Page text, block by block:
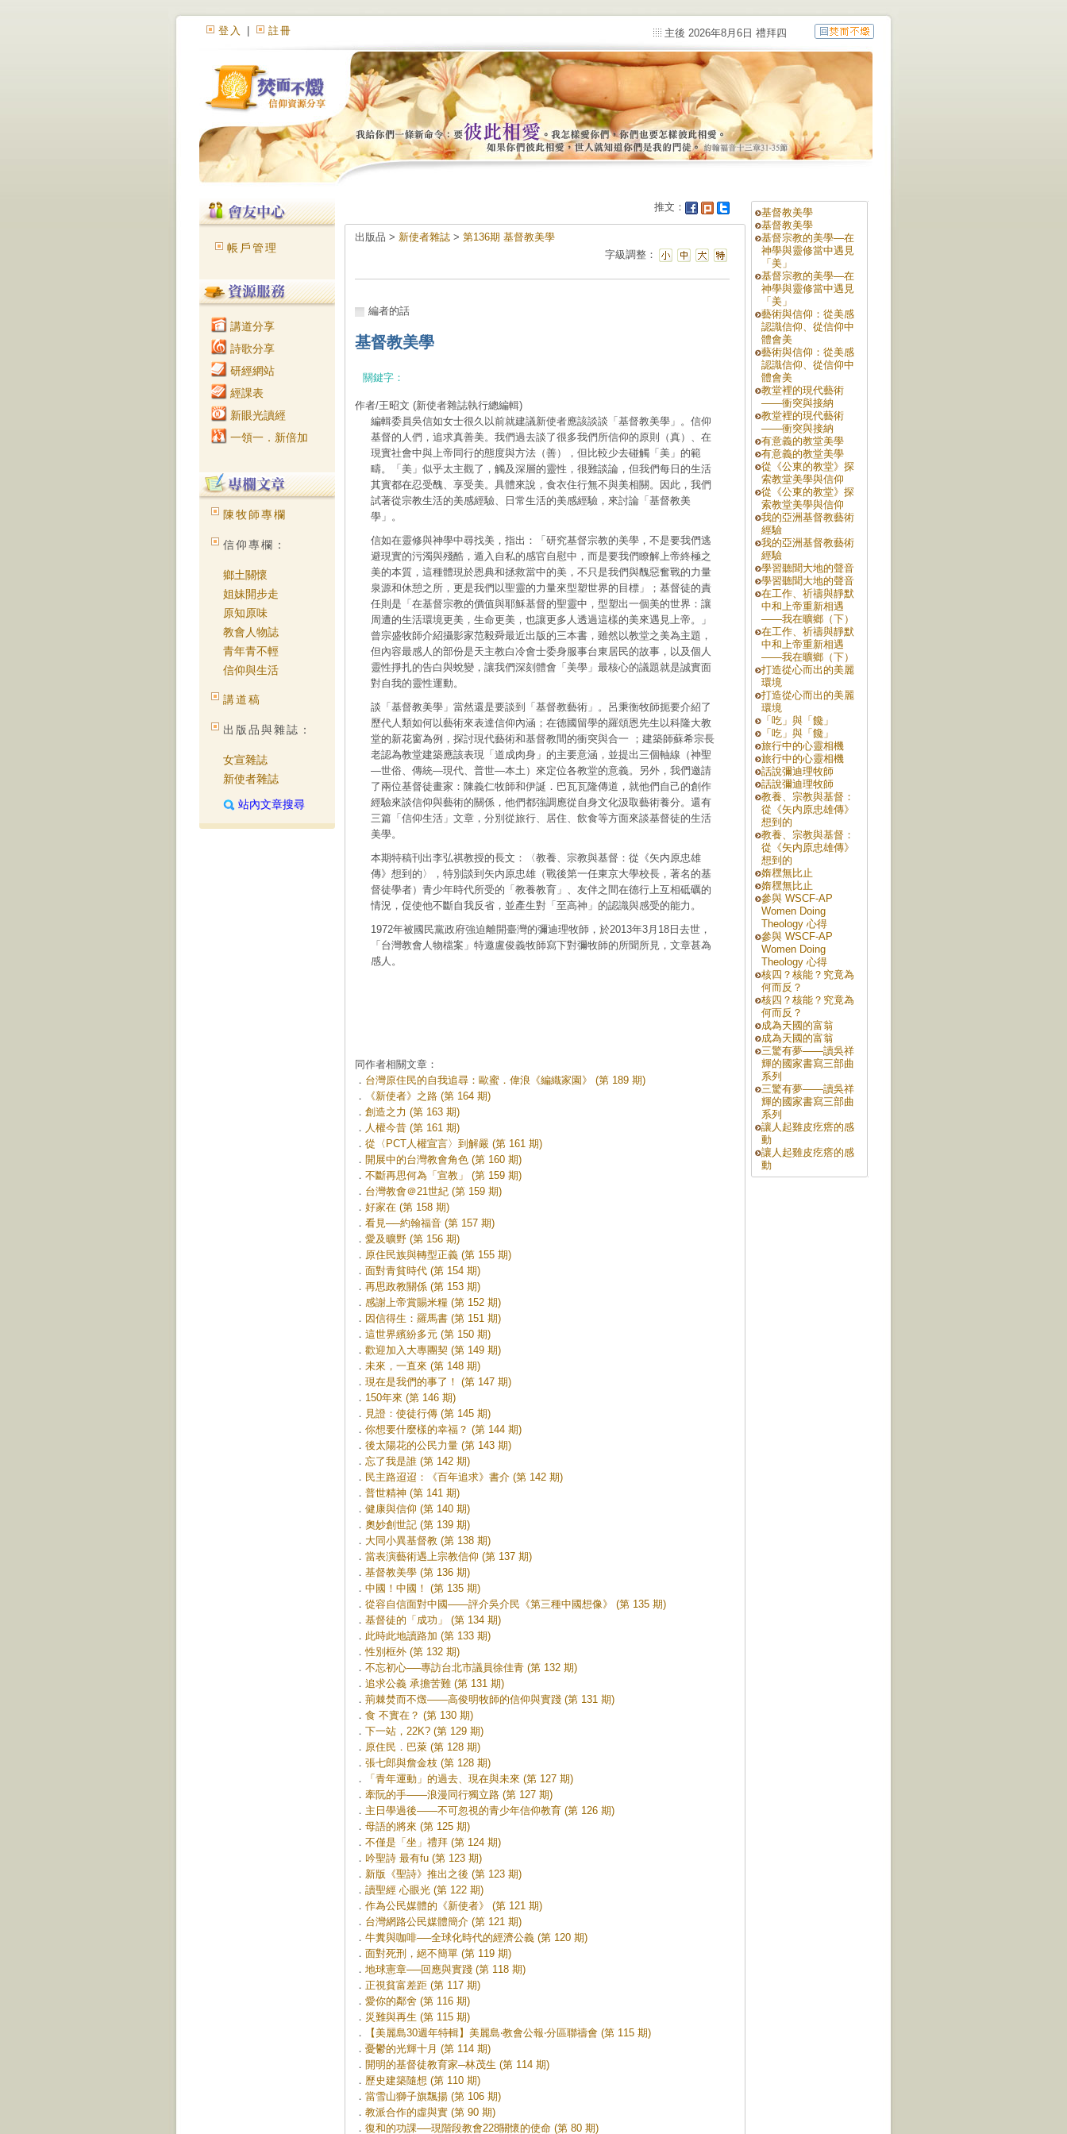
登入 註冊 主後 2026年8月6日 禮拜四
帳戶管理
講道分享
詩歌分享
研經網站
經課表
新眼光讀經
一領一．新倍加
陳牧師專欄
信仰專欄：
鄉土關懷
姐妹開步走
原知原味
教會人物誌
青年青不輕
信仰與生活
講道稿
出版品與雜誌：
女宣雜誌
新使者雜誌
站內文章搜尋
推文：
出版品 > 新使者雜誌 > 第136期 基督教美學
字級調整：
編者的話
基督教美學
關鍵字：
作者/王昭文 (新使者雜誌執行總編輯)
編輯委員吳信如女士很久以前就建議新使者應該談談「基督教美學」。信仰
基督的人們，追求真善美。我們過去談了很多我們所信仰的原則（真）、在
現實社會中與上帝同行的態度與方法（善），但比較少去碰觸「美」的範
疇。「美」似乎太主觀了，觸及深層的靈性，很難談論，但我們每日的生活
其實都在忍受醜、享受美。具體來說，食衣住行無不與美相關。因此，我們
試著從宗教生活的美感經驗、日常生活的美感經驗，來討論「基督教美
學」。
信如在靈修與神學中尋找美，指出：「研究基督宗教的美學，不是要我們逃
避現實的污濁與殘酷，遁入自私的感官自慰中，而是要我們瞭解上帝終極之
美的本質，這種體現於恩典和拯救當中的美，不只是我們與醜惡奮戰的力量
泉源和休憩之所，更是我們以聖靈的力量來型塑世界的目標」；基督徒的責
任則是「在基督宗教的價值與耶穌基督的聖靈中，型塑出一個美的世界：讓
周遭的生活環境更美，生命更美，也讓更多人透過這樣的美來遇見上帝。」
曾宗盛牧師介紹攝影家范毅舜最近出版的三本書，雖然以教堂之美為主題，
但內容最感人的部份是天主教白冷會士委身服事台東居民的故事，以及個人
靈性掙扎的告白與蛻變，讓我們深刻體會「美學」最核心的議題就是誠實面
對自我的靈性運動。
談「基督教美學」當然還是要談到「基督教藝術」。呂秉衡牧師扼要介紹了
歷代人類如何以藝術來表達信仰內涵；在德國留學的羅頌恩先生以科隆大教
堂的新花窗為例，探討現代藝術和基督教間的衝突與合一 ；建築師蘇希宗長
老認為教堂建築應該表現「道成肉身」的主要意涵，並提出三個軸線（神聖
—世俗、傳統—現代、普世—本土）來定位各教堂的意義。另外，我們邀請
了兩位基督徒畫家：陳義仁牧師和伊誕．巴瓦瓦隆傳道，就他們自己的創作
經驗來談信仰與藝術的關係，他們都強調應從自身文化汲取藝術養分。還有
三篇「信仰生活」文章，分別從旅行、居住、飲食等方面來談基督徒的生活
美學。
本期特稿刊出李弘祺教授的長文：〈教養、宗教與基督：從《矢内原忠雄
傳》想到的〉，特別談到矢内原忠雄（戰後第一任東京大學校長，著名的基
督徒學者）青少年時代所受的「教養教育」、友伴之間在德行上互相砥礪的
情況，促使他不斷自我反省，並產生對「至高神」的認識與感受的能力。
1972年被國民黨政府強迫離開臺灣的彌迪理牧師，於2013年3月18日去世，
「台灣教會人物檔案」特邀盧俊義牧師寫下對彌牧師的所聞所見，文章甚為
感人。
同作者相關文章：
． 台灣原住民的自我追尋：歐蜜．偉浪《編織家園》 (第 189 期)
．
《新使者》之路 (第 164 期)
． 創造之力 (第 163 期)
． 人權今昔 (第 161 期)
． 從〈PCT人權宣言〉到解嚴 (第 161 期)
． 開展中的台灣教會角色 (第 160 期)
． 不斷再思何為「宣教」 (第 159 期)
． 台灣教會＠21世紀 (第 159 期)
． 好家在 (第 158 期)
． 看見──約翰福音 (第 157 期)
． 愛及曠野 (第 156 期)
． 原住民族與轉型正義 (第 155 期)
． 面對青貧時代 (第 154 期)
． 再思政教關係 (第 153 期)
． 感謝上帝賞賜米糧 (第 152 期)
． 因信得生：羅馬書 (第 151 期)
． 這世界繽紛多元 (第 150 期)
． 歡迎加入大專團契 (第 149 期)
． 未來，一直來 (第 148 期)
． 現在是我們的事了！ (第 147 期)
． 150年來 (第 146 期)
． 見證：使徒行傳 (第 145 期)
． 你想要什麼樣的幸福？ (第 144 期)
． 後太陽花的公民力量 (第 143 期)
． 忘了我是誰 (第 142 期)
． 民主路迢迢：《百年追求》書介 (第 142 期)
． 普世精神 (第 141 期)
． 健康與信仰 (第 140 期)
． 奧妙創世記 (第 139 期)
． 大同小異基督教 (第 138 期)
． 當表演藝術遇上宗教信仰 (第 137 期)
． 基督教美學 (第 136 期)
． 中國！中國！ (第 135 期)
． 從容自信面對中國——評介吳介民《第三種中國想像》 (第 135 期)
． 基督徒的「成功」 (第 134 期)
． 此時此地讀路加 (第 133 期)
．性別框外 (第 132 期)
． 不忘初心──專訪台北市議員徐佳青 (第 132 期)
． 追求公義 承擔苦難 (第 131 期)
． 荊棘焚而不燬——高俊明牧師的信仰與實踐 (第 131 期)
． 食 不實在？ (第 130 期)
． 下一站，22K? (第 129 期)
． 原住民．巴萊 (第 128 期)
． 張七郎與詹金枝 (第 128 期)
．
「青年運動」的過去、現在與未來 (第 127 期)
． 牽阮的手——浪漫同行獨立路 (第 127 期)
． 主日學過後——不可忽視的青少年信仰教育 (第 126 期)
． 母語的將來 (第 125 期)
． 不僅是「坐」禮拜 (第 124 期)
． 吟聖詩 最有fu (第 123 期)
． 新版《聖詩》推出之後 (第 123 期)
． 讀聖經 心眼光 (第 122 期)
． 作為公民媒體的《新使者》 (第 121 期)
． 台灣網路公民媒體簡介 (第 121 期)
． 牛糞與咖啡──全球化時代的經濟公義 (第 120 期)
． 面對死刑，絕不簡單 (第 119 期)
． 地球憲章──回應與實踐 (第 118 期)
． 正視貧富差距 (第 117 期)
． 愛你的鄰舍 (第 116 期)
． 災難與再生 (第 115 期)
．
【美麗島30週年特輯】美麗島‧教會公報‧分區聯禱會 (第 115 期)
． 憂鬱的光輝十月 (第 114 期)
． 開明的基督徒教育家─林茂生 (第 114 期)
． 歷史建築隨想 (第 110 期)
． 當雪山獅子旗飄揚 (第 106 期)
． 教派合作的虛與實 (第 90 期)
． 復和的功課──現階段教會228關懷的使命 (第 80 期)
基督教美學
基督教美學
基督宗教的美學—在
神學與靈修當中遇見
「美」
基督宗教的美學—在
神學與靈修當中遇見
「美」
藝術與信仰：從美感
認識信仰、從信仰中
體會美
藝術與信仰：從美感
認識信仰、從信仰中
體會美
教堂裡的現代藝術
——衝突與接納
教堂裡的現代藝術
——衝突與接納
有意義的教堂美學
有意義的教堂美學
從《公東的教堂》探
索教堂美學與信仰
從《公東的教堂》探
索教堂美學與信仰
我的亞洲基督教藝術
經驗
我的亞洲基督教藝術
經驗
學習聽聞大地的聲音
學習聽聞大地的聲音
在工作、祈禱與靜默
中和上帝重新相遇
——我在曠鄉（下）
在工作、祈禱與靜默
中和上帝重新相遇
——我在曠鄉（下）
打造從心而出的美麗
環境
打造從心而出的美麗
環境
「吃」與「饞」
「吃」與「饞」
旅行中的心靈相機
旅行中的心靈相機
話說彌迪理牧師
話說彌迪理牧師
教養、宗教與基督：
從《矢内原忠雄傳》
想到的
教養、宗教與基督：
從《矢内原忠雄傳》
想到的
媠䆀無比止
媠䆀無比止
參與 WSCF-AP
Women Doing
Theology 心得
參與 WSCF-AP
Women Doing
Theology 心得
核四？核能？究竟為
何而反？
核四？核能？究竟為
何而反？
成為天國的富翁
成為天國的富翁
三驚有夢——讀吳祥
輝的國家書寫三部曲
系列
三驚有夢——讀吳祥
輝的國家書寫三部曲
系列
讓人起雞皮疙瘩的感
動
讓人起雞皮疙瘩的感
動